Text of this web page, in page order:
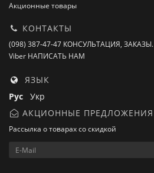
Акционные товары
КОНТАКТЫ
(098) 387-47-47 КОНСУЛЬТАЦИЯ, ЗАКАЗЫ.
Viber НАПИСАТЬ НАМ
ЯЗЫК
Рус Укр
АКЦИОННЫЕ ПРЕДЛОЖЕНИЯ
Рассылка о товарах со скидкой